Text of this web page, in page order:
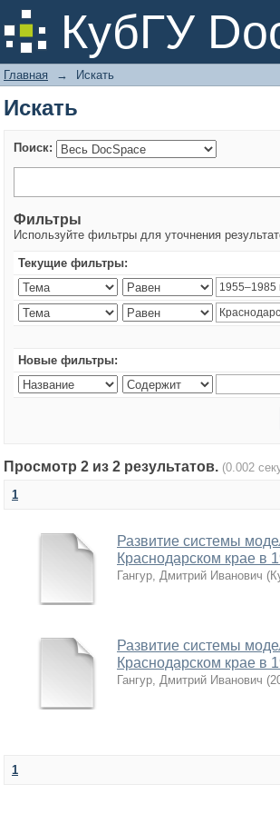
КубГУ
Искать
Главная → Искать
Искать
Поиск:
Фильтры
Используйте фильтры для уточнения
Текущие фильтры:
Новые фильтры:
Просмотр 2 из 2 результатов. (0.002
1
Развитие системы
Краснодарском крае в
Гангур, Дмитрий Иванович (
Развитие системы
Краснодарском крае в
Гангур, Дмитрий Иванович (
1